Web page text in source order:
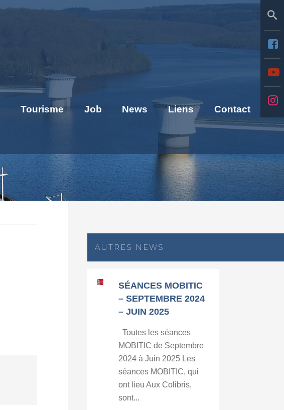
Tourisme Job News Liens Contact
AUTRES NEWS
SÉANCES MOBITIC
– SEPTEMBRE 2024
– JUIN 2025
Toutes les séances
MOBITIC de Septembre
2024 à Juin 2025 Les
séances MOBITIC, qui
ont lieu Aux Colibris,
sont...